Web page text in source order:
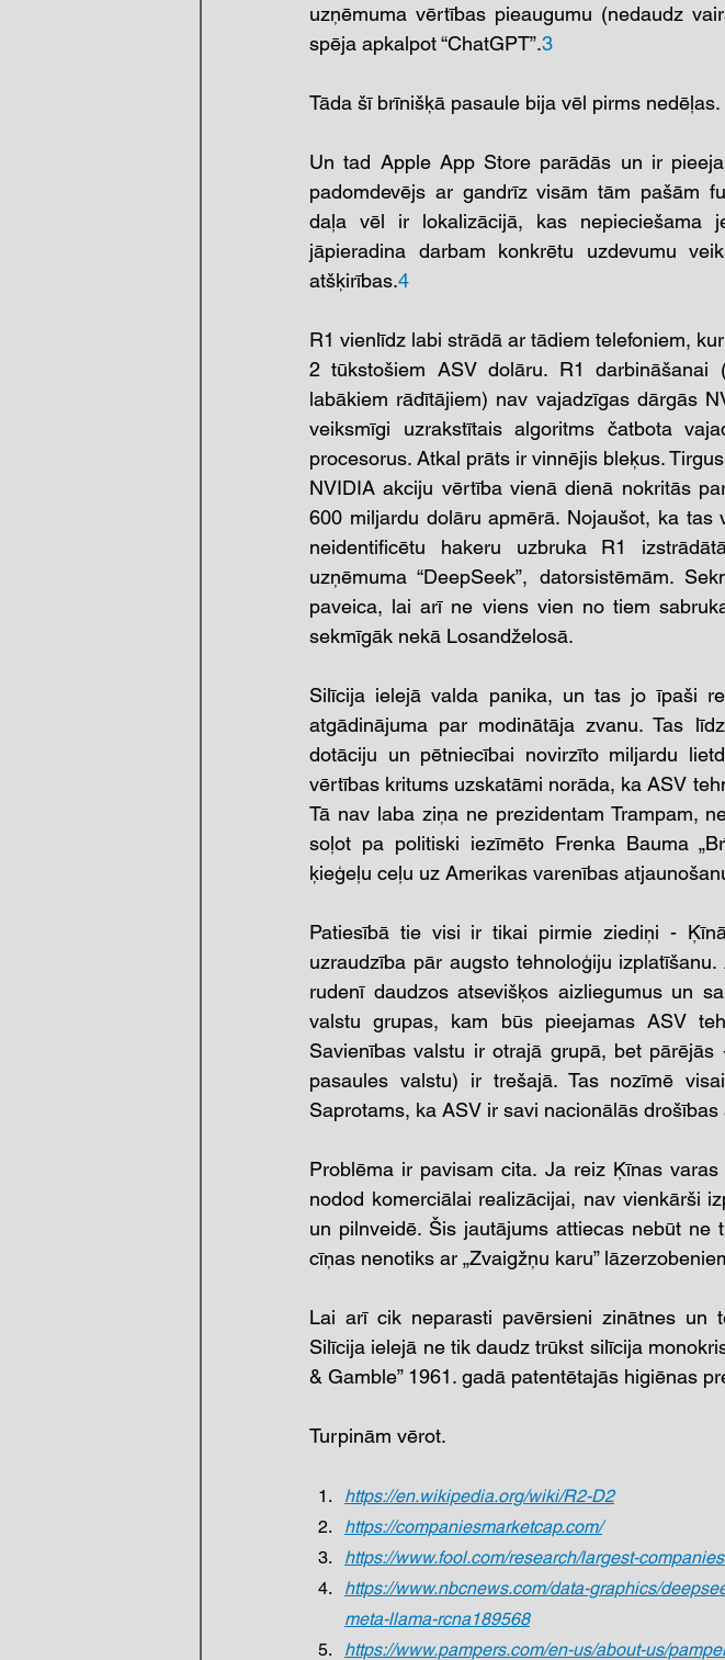
uzņēmuma vērtības pieaugumu (nedaudz
spēja apkalpot “ChatGPT”.3
Tāda šī brīnišķā pasaule bija vēl pirms nedēļas.
Un tad Apple App Store parādās un ir
padomdevējs ar gandrīz visām tām pašām
daļa vēl ir lokalizācijā, kas nepieciešama
jāpieradina darbam konkrētu uzdevumu
atšķirības.4
R1 vienlīdz labi strādā ar tādiem telefoniem,
2 tūkstošiem ASV dolāru. R1
labākiem rādītājiem) nav vajadzīgas dārgās
veiksmīgi uzrakstītais algoritms čatbota
procesorus. Atkal prāts ir vinnējis bleķus.
NVIDIA akciju vērtība vienā dienā nokritās
600 miljardu dolāru apmērā. Nojaušot, ka
neidentificētu hakeru uzbruka R1
uzņēmuma “DeepSeek”, datorsistēmām.
paveica, lai arī ne viens vien no tiem
sekmīgāk nekā Losandželosā.
Silīcija ielejā valda panika, un tas jo īpaši
atgādinājuma par modinātāja zvanu. Tas
dotāciju un pētniecībai novirzīto miljardu
vērtības kritums uzskatāmi norāda, ka ASV
Tā nav laba ziņa ne prezidentam Trampam,
soļot pa politiski iezīmēto Frenka Bauma
ķieģeļu ceļu uz Amerikas varenības
Patiesībā tie visi ir tikai pirmie ziediņi -
uzraudzība pār augsto tehnoloģiju
rudenī daudzos atsevišķos aizliegumus un
valstu grupas, kam būs pieejamas ASV
Savienības valstu ir otrajā grupā, bet
pasaules valstu) ir trešajā. Tas nozīmē
Saprotams, ka ASV ir savi nacionālās
Problēma ir pavisam cita. Ja reiz Ķīnas
nodod komerciālai realizācijai, nav vienkārši
un pilnveidē. Šis jautājums attiecas nebūt
cīņas nenotiks ar „Zvaigžņu karu”
Lai arī cik neparasti pavērsieni zinātnes un
Silīcija ielejā ne tik daudz trūkst silīcija
& Gamble” 1961. gadā patentētajās higiēnas
Turpinām vērot.
https://en.wikipedia.org/wiki/R2-D2
https://companiesmarketcap.com/
https://www.fool.com/research/largest-
https://www.nbcnews.com/data-graphics/
meta-llama-rcna189568
https://www.pampers.com/en-us/about-us/